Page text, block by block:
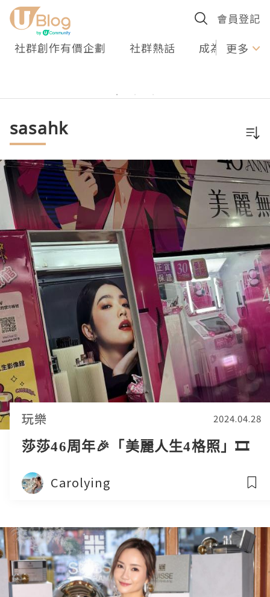
會員登記
社群創作有價企劃 社群熱話 成為U更多
sasahk
玩樂 2024.04.28
莎莎46周年🎉「美麗人生4格照」🎞️
Carolying